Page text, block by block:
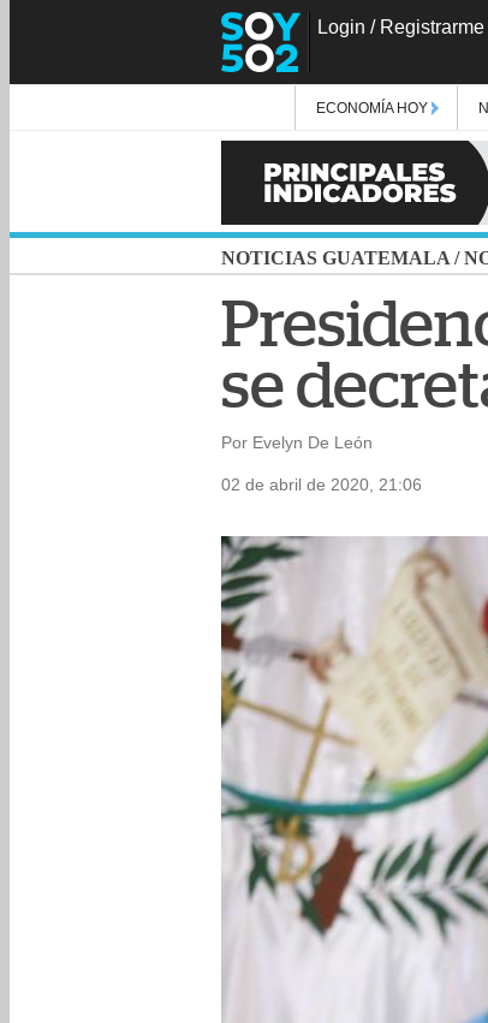
Login / Registrarme
ECONOMÍA HOY
NOTICIAS GUATEMALA /
se
Por Evelyn De León
02 de abril de 2020, 21:06